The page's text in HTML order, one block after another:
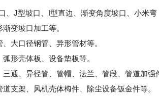
型坡口、I型直边、渐变角度坡口、小米弯
变坡口加工等。
大口径钢管、异形管材等。
形壳体板、设备垫板等。
、异径管、管帽、法兰、管段、管道加强
架、风机壳体构件、除尘设备钣金件等。